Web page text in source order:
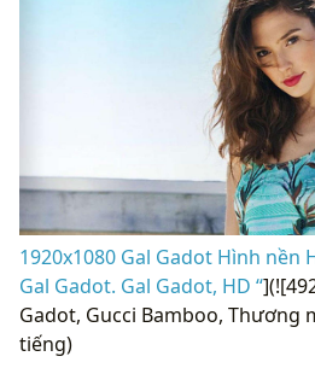
1920x1080 Gal Gadot Hình nền
Gal Gadot. Gal Gadot, HD “
Gadot, Gucci Bamboo, Thương
tiếng)